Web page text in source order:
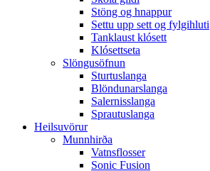
Stöng og hnappur
Settu upp sett og fylgihluti
Tanklaust klósett
Klósettseta
Slöngusöfnun
Sturtuslanga
Blöndunarslanga
Salernisslanga
Sprautuslanga
Heilsuvörur
Munnhirða
Vatnsflosser
Sonic Fusion